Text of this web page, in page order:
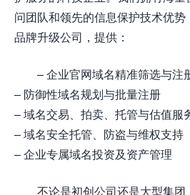
问团队和领先的信息保护技术优势
品牌升级公司，提供：
– 企业官网域名精准筛选与注
– 防御性域名规划与批量注册
– 域名交易、拍卖、托管与估值服
– 域名安全托管、防盗与维权支持
– 企业专属域名投资及资产管理
不论是初创公司还是大型集